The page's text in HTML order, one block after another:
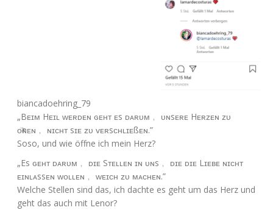
biancadoehring_79
„Bᴇɪᴍ Hᴇɪʟ ᴡᴇʀᴅᴇɴ ɢᴇʜᴛ ᴇs ᴅᴀʀᴜᴍ﹐ ᴜɴsᴇʀᴇ Hᴇʀᴢᴇɴ ᴢᴜ
ᴏ̈ғғɴᴇɴ﹐ ɴɪᴄʜᴛ sɪᴇ ᴢᴜ ᴠᴇʀsᴄʜʟɪᴇßᴇɴ.”
Soso, und wie öff­ne ich mein Herz?
„Es ɢᴇʜᴛ ᴅᴀʀᴜᴍ﹐ ᴅɪᴇ Sᴛᴇʟʟᴇɴ ɪɴ ᴜɴs﹐ ᴅɪᴇ ᴅɪᴇ Lɪᴇʙᴇ ɴɪᴄʜᴛ
ᴇɪɴʟᴀs­sᴇɴ ᴡᴏʟʟᴇɴ﹐ ᴡᴇɪᴄʜ ᴢᴜ ᴍᴀᴄʜᴇɴ.”
Wel­che Stel­len sind das, ich dach­te es geht um das Herz und
geht das auch mit Lenor?